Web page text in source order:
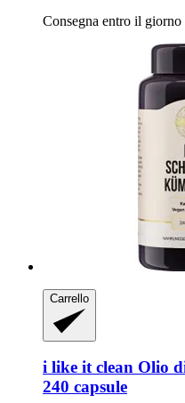
Consegna entro il giorno
Carrello
i like it clean Olio
240 capsule